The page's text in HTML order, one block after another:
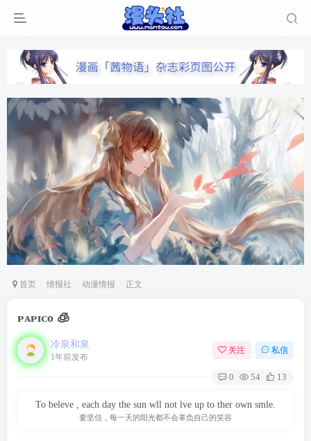
首页 情报社 动漫情报 正文
ᴘᴀᴘɪᴄᴏ 🧊
冷泉和泉
1年前发布
关注 私信
0 54 13
To beleve , each day the sun wll not lve up to ther own smle.
要坚信，每一天的阳光都不会辜负自己的笑容